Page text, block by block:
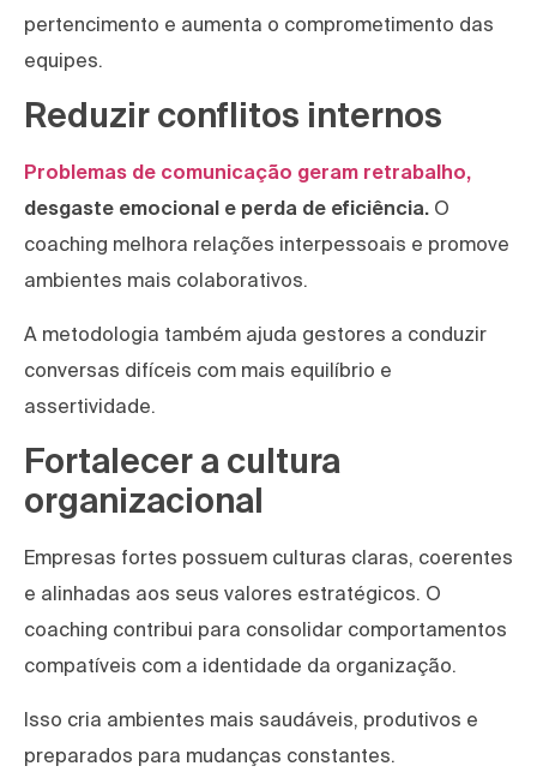
pertencimento e aumenta o comprometimento das
equipes.
Reduzir conflitos internos
Problemas de comunicação geram retrabalho,
desgaste emocional e perda de eficiência. O
coaching melhora relações interpessoais e promove
ambientes mais colaborativos.
A metodologia também ajuda gestores a conduzir
conversas difíceis com mais equilíbrio e
assertividade.
Fortalecer a cultura
organizacional
Empresas fortes possuem culturas claras, coerentes
e alinhadas aos seus valores estratégicos. O
coaching contribui para consolidar comportamentos
compatíveis com a identidade da organização.
Isso cria ambientes mais saudáveis, produtivos e
preparados para mudanças constantes.